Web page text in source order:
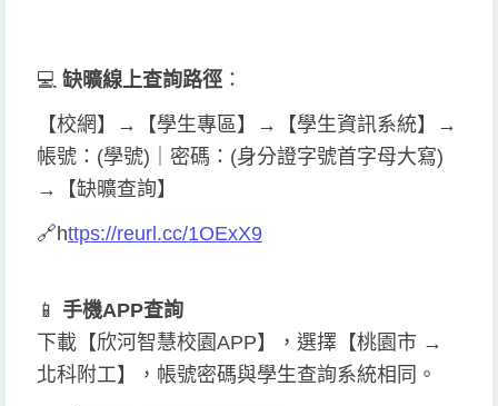
💻 缺曠線上查詢路徑 ：
【校網】→【學生專區】→【學生資訊系統】→
帳號：(學號)｜密碼：(身分證字號首字母大寫)
→【缺曠查詢】
🔗https://reurl.cc/1OExX9
📱 手機APP查詢
下載【欣河智慧校園APP】，選擇【桃園市 →
北科附工】，帳號密碼與學生查詢系統相同。